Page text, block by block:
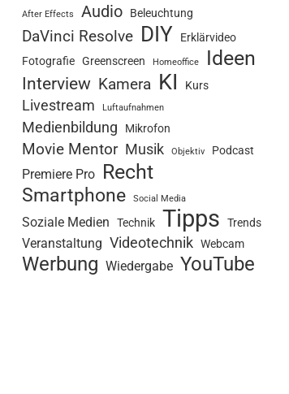
After Effects Audio Beleuchtung
DaVinci Resolve DIY
Erklärvideo
Fotografie Greenscreen Homeoffice Ideen
Interview Kamera KI Kurs
Livestream Luftaufnahmen
Medienbildung Mikrofon
Movie Mentor Musik Objektiv Podcast
Premiere Pro Recht
Smartphone Social Media
Soziale Medien Technik Tipps Trends
Veranstaltung Videotechnik Webcam
Werbung Wiedergabe YouTube